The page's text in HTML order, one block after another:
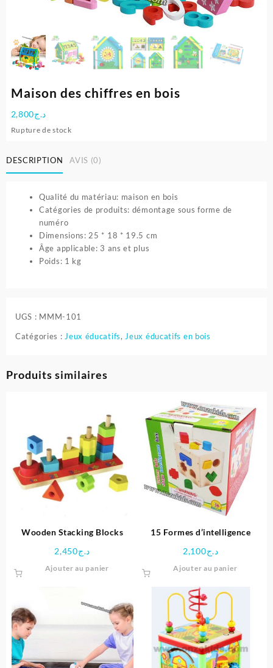
Maison des chiffres en bois
د.ج2,800
Rupture de stock
DESCRIPTION AVIS (0)
Qualité du matériau: maison en bois
Catégories de produits: démontage sous forme de
numéro
Dimensions: 25 * 18 * 19.5 cm
Âge applicable: 3 ans et plus
Poids: 1 kg
UGS : MMM-101
Catégories : Jeux éducatifs, Jeux éducatifs en bois
Produits similaires
Wooden Stacking Blocks
د.ج2,450
Ajouter au panier
15 Formes d’intelligence
د.ج2,100
Ajouter au panier